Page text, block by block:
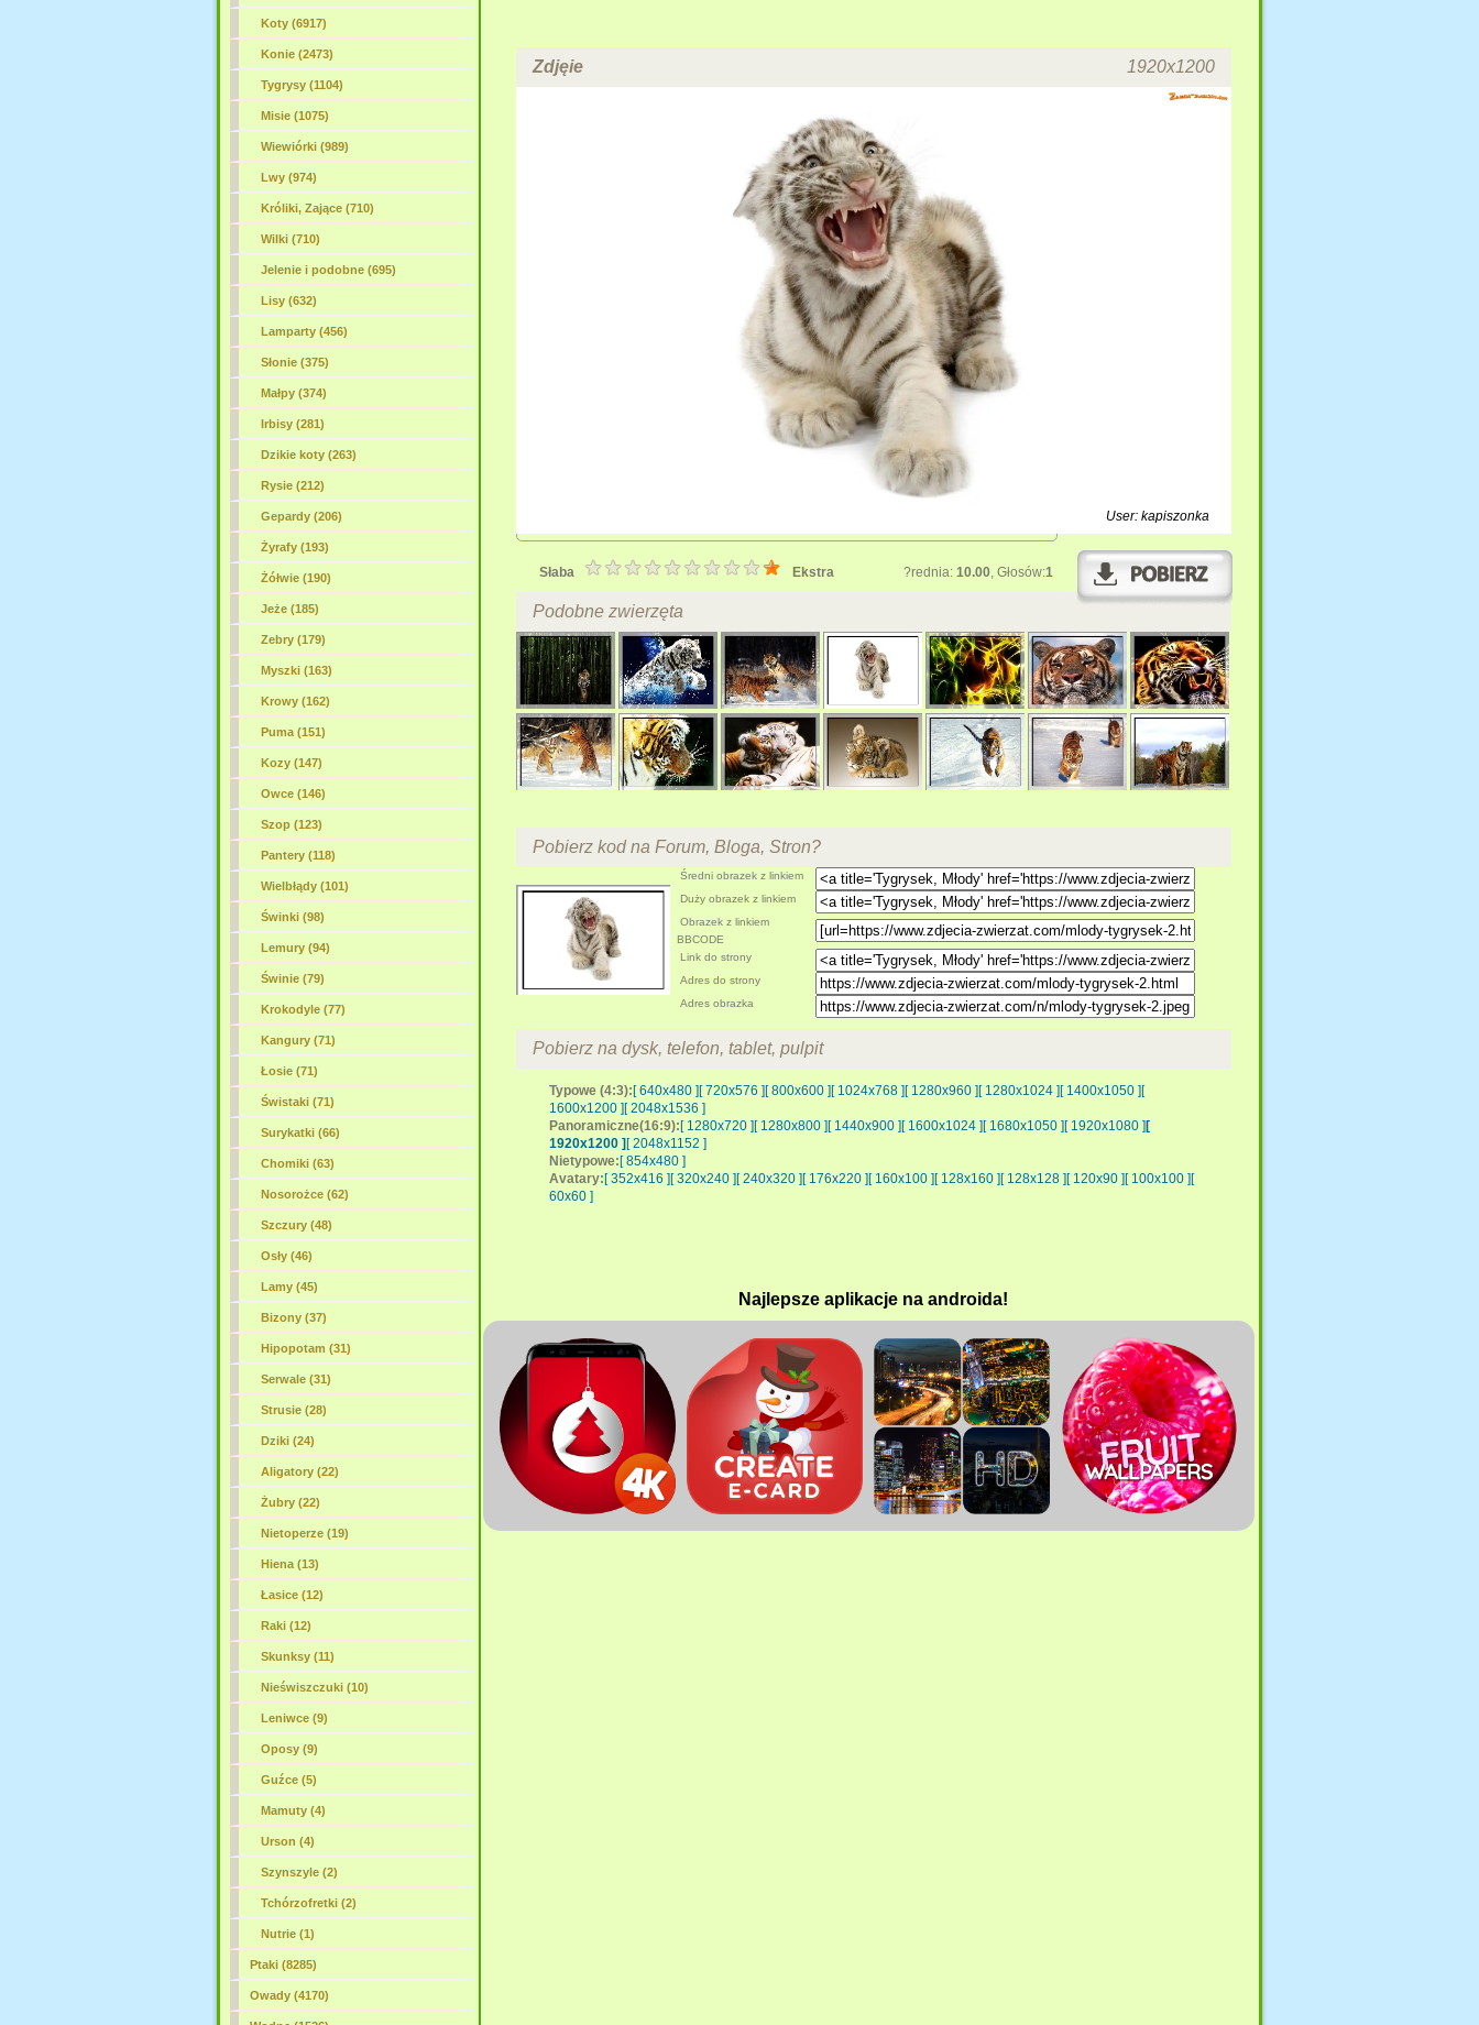
Koty (6917)
Konie (2473)
Tygrysy(1104)
Misie (1075)
Wiewiórki (989)
Lwy (974)
Króliki, Zające (710)
Wilki (710)
Jelenie i podobne (695)
Lisy (632)
Lamparty (456)
Słonie (375)
Małpy (374)
Irbisy (281)
Dzikie koty (263)
Rysie (212)
Gepardy (206)
Żyrafy (193)
Żółwie (190)
Jeże (185)
Zebry (179)
Myszki (163)
Krowy (162)
Puma (151)
Kozy (147)
Owce (146)
Szop (123)
Pantery (118)
Wielbłądy (101)
Świnki (98)
Lemury (94)
Świnie (79)
Krokodyle (77)
Kangury (71)
Łosie (71)
Świstaki (71)
Surykatki (66)
Chomiki (63)
Nosorożce (62)
Szczury (48)
Osły (46)
Lamy (45)
Bizony (37)
Hipopotam (31)
Serwale (31)
Strusie (28)
Dziki (24)
Aligatory (22)
Żubry (22)
Nietoperze (19)
Hiena (13)
Łasice (12)
Raki (12)
Skunksy (11)
Nieświszczuki (10)
Leniwce (9)
Oposy (9)
Guźce (5)
Mamuty (4)
Urson (4)
Szynszyle (2)
Tchórzofretki (2)
Nutrie (1)
Ptaki (8285)
Owady (4170)
Zdjęie 1920x1200
User: kapiszonka
Słaba Ekstra ?rednia: 10.00, Głosów:1
Podobne zwierzęta
Pobierz kod na Forum, Bloga, Stron?
Średni obrazek z linkiem
Duży obrazek z linkiem
Obrazek z linkiem
BBCODE
Link do strony
Adres do strony
Adres obrazka
Pobierz na dysk, telefon, tablet, pulpit
Typowe (4:3): [ 640x480 ] [ 720x576 ] [ 800x600 ] [ 1024x768 ] [ 1280x960 ] [ 1280x1024 ] [ 1400x1050 ] [
1600x1200 ] [ 2048x1536 ]
Panoramiczne(16:9): [ 1280x720 ] [ 1280x800 ] [ 1440x900 ] [ 1600x1024 ] [ 1680x1050 ] [ 1920x1080 ] [
1920x1200 ] [ 2048x1152 ]
Nietypowe: [ 854x480 ]
Avatary: [ 352x416 ] [ 320x240 ] [ 240x320 ] [ 176x220 ] [ 160x100 ] [ 128x160 ] [ 128x128 ] [ 120x90 ] [ 100x100 ] [
60x60 ]
Najlepsze aplikacje na androida!